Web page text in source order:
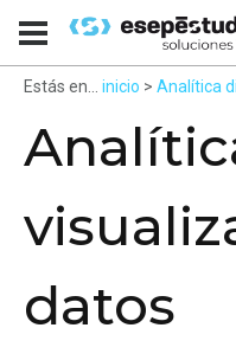
Estás en... inicio > Analítica
datos